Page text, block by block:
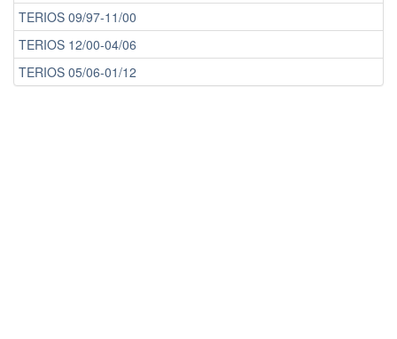
TERIOS 09/97-11/00
TERIOS 12/00-04/06
TERIOS 05/06-01/12